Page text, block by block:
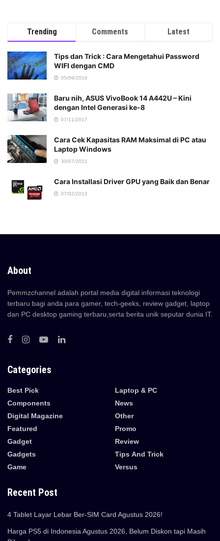
Trending Comments Latest
Tips dan Trick : Cara Mengetahui Password
WIFI dengan CMD
05/09/2019
Baru nih, ASUS VivoBook 14 A442U – Kini
dengan Intel Generasi ke-8
07/11/2017
Cara Cek Kapasitas RAM Maksimal di PC atau
Laptop Windows
30/07/2021
Cara Installasi Driver GPU yang Baik dan Benar
07/02/2013
About
Pemmzchannel adalah portal media digital informasi teknologi
terbaru bagi anda para gamer, tech-geeks, review gadget, laptop
dan PC desktop gaming terbaru,serta berita unik seputar dunia IT.
Categories
Best Pick
Components
Digital Magazine
Featured
Gadget
Gadgets
Game
Laptop & PC
News
Other
Promo
Review
Tips And Trick
Versus
Recent Post
4 Tablet Layar Lebar Ber-SIM Card Agustus 2026!
Harga PS5 di Indonesia Agustus 2026, Belum Diskon tapi Masih